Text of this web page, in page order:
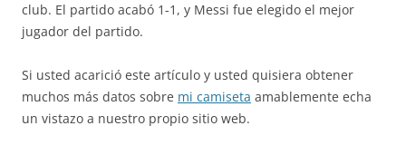
club. El partido acabó 1-1, y Messi fue elegido el mejor
jugador del partido.
Si usted acarició este artículo y usted quisiera obtener
muchos más datos sobre mi camiseta amablemente echa
un vistazo a nuestro propio sitio web.